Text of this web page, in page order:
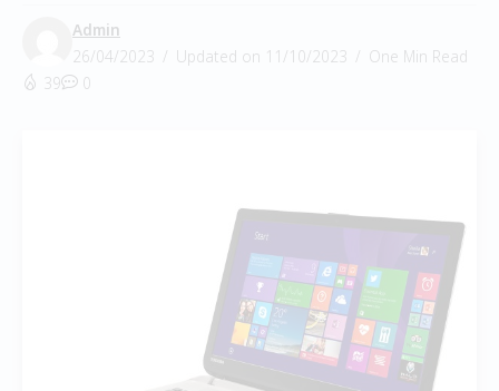
Admin
26/04/2023
Updated on 11/10/2023
One Min Read
39
0